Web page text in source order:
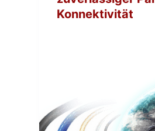
Konnektivität